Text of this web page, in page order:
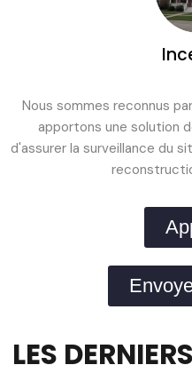
Nous sommes reconnus
apportons une solution
d'assurer la surveillance du
LES